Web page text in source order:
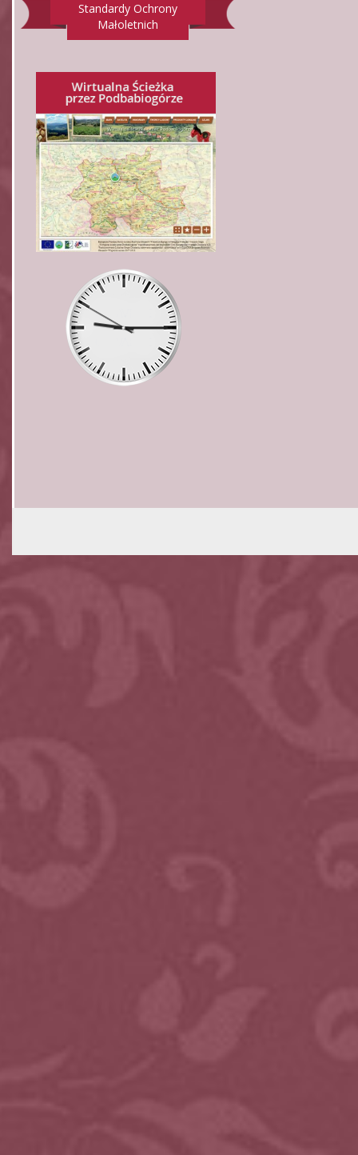
Standardy Ochrony
Małoletnich